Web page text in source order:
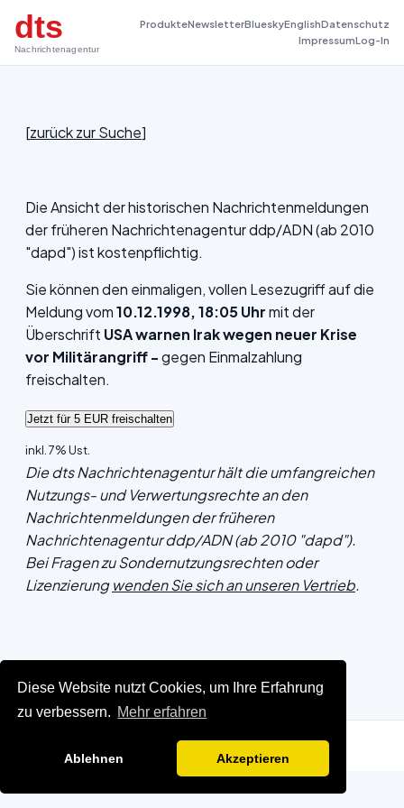
Diese Website nutzt Cookies, um Ihre Erfahrung
zu verbessern. Mehr erfahren
Ablehnen Akzeptieren
dts
Nachrichtenagentur
ProdukteNewsletterBlueskyEnglishDatenschutz
ImpressumLog-In
[zurück zur Suche]
Die Ansicht der historischen Nachrichtenmeldungen
der früheren Nachrichtenagentur ddp/ADN (ab 2010
"dapd") ist kostenpflichtig.
Sie können den einmaligen, vollen Lesezugriff auf die
Meldung vom10.12.1998, 18:05 Uhrmit der
Überschrift USA warnen Irak wegen neuer Krise
vor Militärangriff -gegen Einmalzahlung
freischalten.
inkl. 7% Ust.
Die dts Nachrichtenagentur hält die umfangreichen
Nutzungs- und Verwertungsrechte an den
Nachrichtenmeldungen der früheren
Nachrichtenagentur ddp/ADN (ab 2010 "dapd").
Bei Fragen zu Sondernutzungsrechten oder
Lizenzierungwenden Sie sich an unseren Vertrieb.